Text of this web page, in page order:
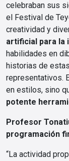
celebraban sus
el Festival de
creatividad y
artificial para la
habilidades en
historias de
representativos.
en estilos, sino
potente
Profesor
programación
“La actividad